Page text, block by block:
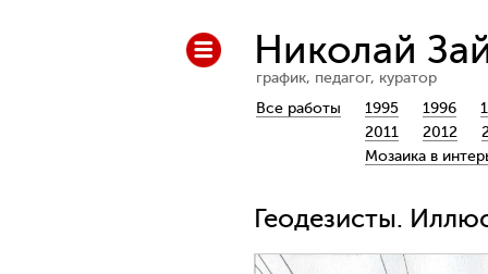
Николай
график, педагог, куратор
Все работы
1995 1996
2011
2012
Мозаика в
Геодезисты.